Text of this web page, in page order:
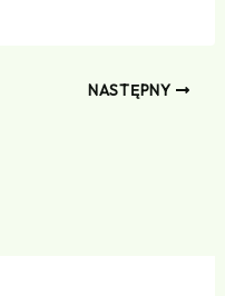
NASTĘPNY